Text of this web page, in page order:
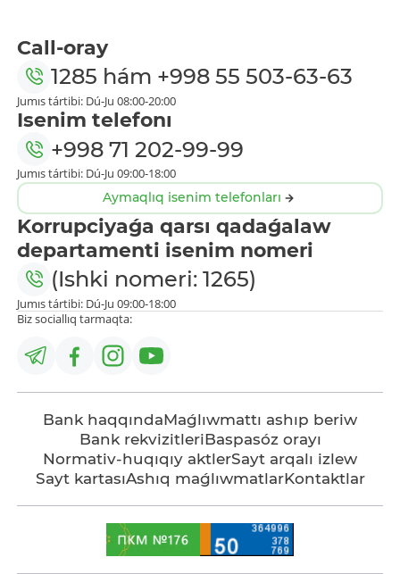
Call-oray
1285 hám +998 55 503-63-63
Jumıs tártibi: Dú-Ju 08:00-20:00
Isenim telefonı
+998 71 202-99-99
Jumıs tártibi: Dú-Ju 09:00-18:00
Aymaqlıq isenim telefonları
Korrupciyaǵa qarsı qadaǵalaw
departamenti isenim nomeri
(Ishki nomeri: 1265)
Jumıs tártibi: Dú-Ju 09:00-18:00
Biz sociallıq tarmaqta:
Bank haqqındaMaǵlıwmattı ashıp beriw
Bank rekvizitleriBaspasóz orayı
Normativ-huqıqıy aktlerSayt arqalı izlew
Sayt kartasıAshıq maǵlıwmatlarKontaktlar